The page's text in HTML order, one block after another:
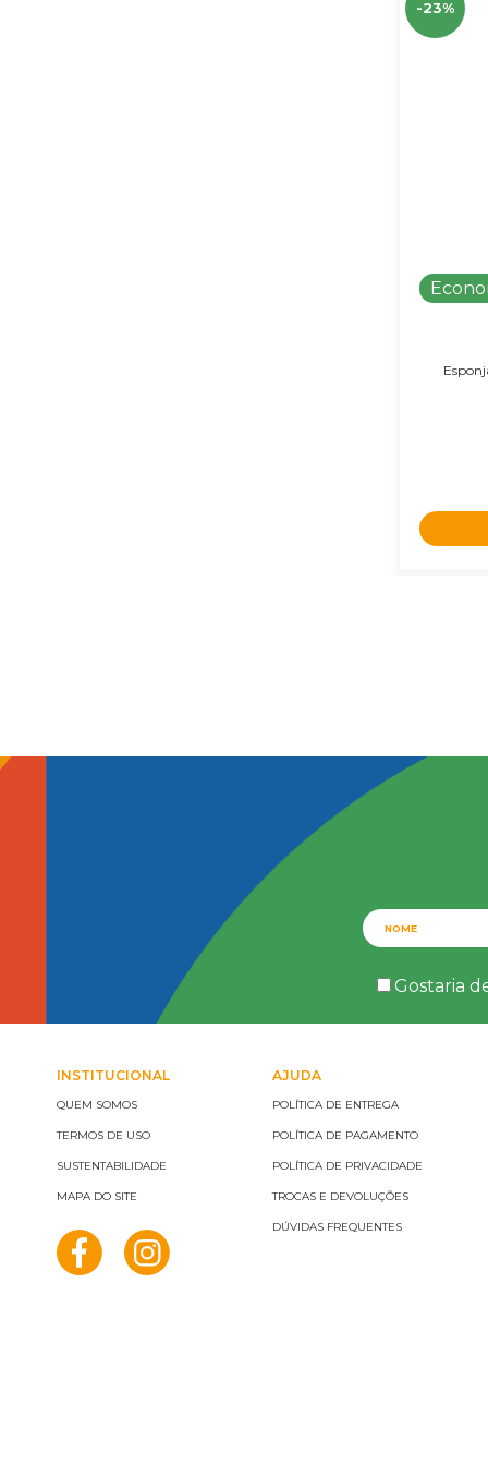
-23%
Gostaria
INSTITUCIONAL
QUEM SOMOS
TERMOS DE USO
SUSTENTABILIDADE
MAPA DO SITE
AJUDA
POLÍTICA DE ENTREGA
POLÍTICA DE PAGAMENTO
POLÍTICA DE PRIVACIDADE
TROCAS E DEVOLUÇÕES
DÚVIDAS FREQUENTES